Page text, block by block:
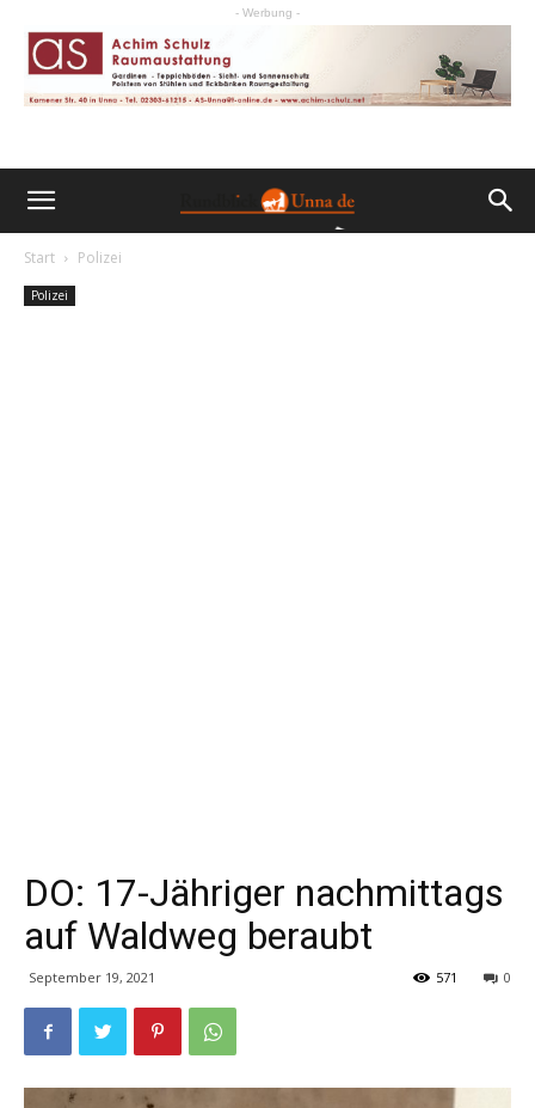
- Werbung -
Start Polizei
Polizei
DO: 17-Jähriger nachmittags
auf Waldweg beraubt
September 19, 2021 0
571